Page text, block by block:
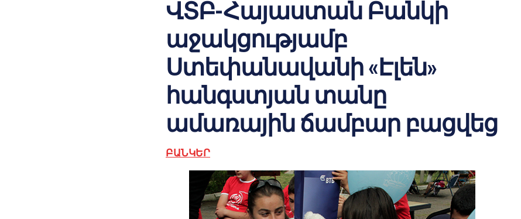
ՎՏԲ-Հայաստան Բանկի
աջակցությամբ
Ստեփանավանի «Էլեն»
հանգստյան տանը
ամառային ճամբար բացվեց
ԲԱՆԿԵՐ